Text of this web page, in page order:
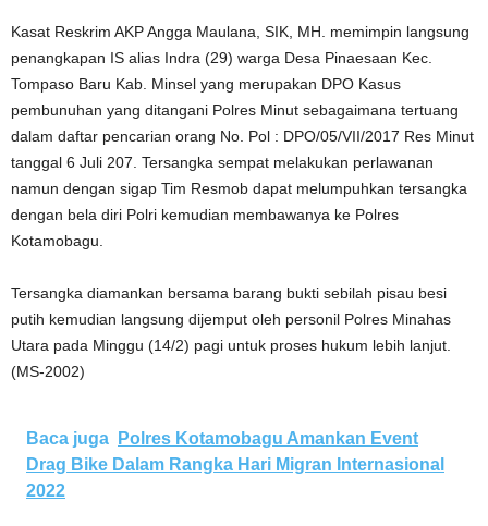
Kasat Reskrim AKP Angga Maulana, SIK, MH. memimpin langsung
penangkapan IS alias Indra (29) warga Desa Pinaesaan Kec.
Tompaso Baru Kab. Minsel yang merupakan DPO Kasus
pembunuhan yang ditangani Polres Minut sebagaimana tertuang
dalam daftar pencarian orang No. Pol : DPO/05/VII/2017 Res Minut
tanggal 6 Juli 207. Tersangka sempat melakukan perlawanan
namun dengan sigap Tim Resmob dapat melumpuhkan tersangka
dengan bela diri Polri kemudian membawanya ke Polres
Kotamobagu.
Tersangka diamankan bersama barang bukti sebilah pisau besi
putih kemudian langsung dijemput oleh personil Polres Minahas
Utara pada Minggu (14/2) pagi untuk proses hukum lebih lanjut.
(MS-2002)
Baca juga
Polres Kotamobagu Amankan Event
Drag Bike Dalam Rangka Hari Migran Internasional
2022